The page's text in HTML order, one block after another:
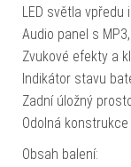
LED světla vpředu
Audio panel s
Zvukové efekty a
Indikátor stavu
Zadní úložný
Odolná
Obsah balení: